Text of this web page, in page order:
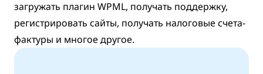
загружать плагин WPML, получать поддержку,
регистрировать сайты, получать налоговые счета-
фактуры и многое другое.